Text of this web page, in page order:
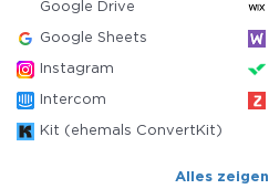
Google Drive
Google Sheets
Instagram
Intercom
Kit (ehemals ConvertKit)
Alles